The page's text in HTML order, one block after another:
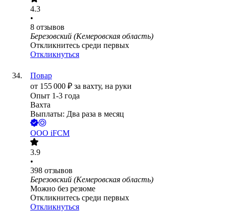
4.3
•
8 отзывов
Березовский (Кемеровская область)
Откликнитесь среди первых
Откликнуться
Повар
от 155 000 ₽ за вахту, на руки
Опыт 1-3 года
Вахта
Выплаты: Два раза в месяц
ООО iFCM
3.9
•
398 отзывов
Березовский (Кемеровская область)
Можно без резюме
Откликнитесь среди первых
Откликнуться